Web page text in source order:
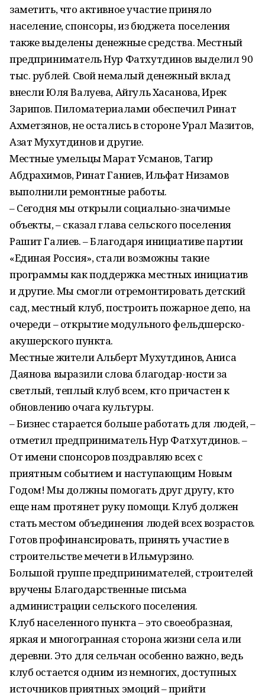
заметить, что активное участие приняло
население, спонсоры, из бюджета поселения
также выделены денежные средства. Местный
предприниматель Нур Фатхутдинов выделил 90
тыс. рублей. Свой немалый денежный вклад
внесли Юля Валуева, Айгуль Хасанова, Ирек
Зарипов. Пиломатериалами обеспечил Ринат
Ахметзянов, не остались в стороне Урал Мазитов,
Азат Мухутдинов и другие.
Местные умельцы Марат Усманов, Тагир
Абдрахимов, Ринат Ганиев, Ильфат Низамов
выполнили ремонтные работы.
– Сегодня мы открыли социально-значимые
объекты, – сказал глава сельского поселения
Рашит Галиев. – Благодаря инициативе партии
«Единая Россия», стали возможны такие
программы как поддержка местных инициатив
и другие. Мы смогли отремонтировать детский
сад, местный клуб, построить пожарное депо, на
очереди – открытие модульного фельдшерско-
акушерского пункта.
Местные жители Альберт Мухутдинов, Аниса
Даянова выразили слова благодар-ности за
светлый, теплый клуб всем, кто причастен к
обновлению очага культуры.
– Бизнес старается больше работать для людей, –
отметил предприниматель Нур Фатхутдинов. –
От имени спонсоров поздравляю всех с
приятным событием и наступающим Новым
Годом! Мы должны помогать друг другу, кто
еще нам протянет руку помощи. Клуб должен
стать местом объединения людей всех возрастов.
Готов профинансировать, принять участие в
строительстве мечети в Ильмурзино.
Большой группе предпринимателей, строителей
вручены Благодарственные письма
администрации сельского поселения.
Клуб населенного пункта – это своеобразная,
яркая и многогранная сторона жизни села или
деревни. Это для сельчан особенно важно, ведь
клуб остается одним из немногих, доступных
источников приятных эмоций – прийти